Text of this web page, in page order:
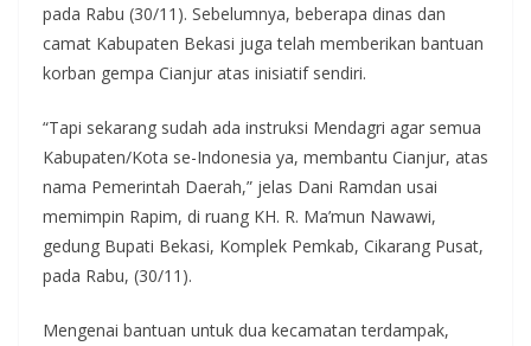
pada Rabu (30/11). Sebelumnya, beberapa dinas dan
camat Kabupaten Bekasi juga telah memberikan bantuan
korban gempa Cianjur atas inisiatif sendiri.
“Tapi sekarang sudah ada instruksi Mendagri agar semua
Kabupaten/Kota se-Indonesia ya, membantu Cianjur, atas
nama Pemerintah Daerah,” jelas Dani Ramdan usai
memimpin Rapim, di ruang KH. R. Ma’mun Nawawi,
gedung Bupati Bekasi, Komplek Pemkab, Cikarang Pusat,
pada Rabu, (30/11).
Mengenai bantuan untuk dua kecamatan terdampak,